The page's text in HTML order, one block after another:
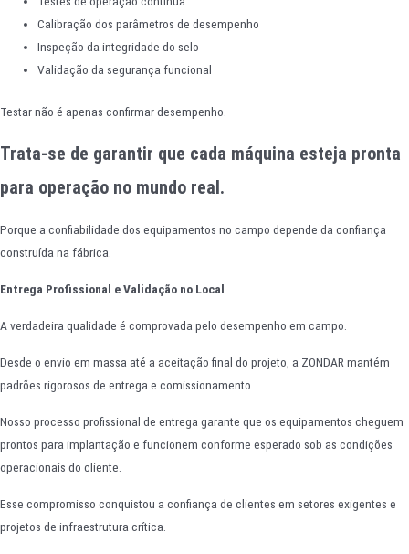
Calibração dos parâmetros de desempenho
Inspeção da integridade do selo
Validação da segurança funcional
Testar não é apenas confirmar desempenho.
Trata-se de garantir que cada máquina esteja pronta
para operação no mundo real.
Porque a confiabilidade dos equipamentos no campo depende da confiança
construída na fábrica.
Entrega Profissional e Validação no Local
A verdadeira qualidade é comprovada pelo desempenho em campo.
Desde o envio em massa até a aceitação final do projeto, a ZONDAR mantém
padrões rigorosos de entrega e comissionamento.
Nosso processo profissional de entrega garante que os equipamentos cheguem
prontos para implantação e funcionem conforme esperado sob as condições
operacionais do cliente.
Esse compromisso conquistou a confiança de clientes em setores exigentes e
projetos de infraestrutura crítica.